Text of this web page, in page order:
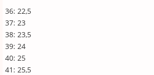
36: 22,5
37: 23
38: 23,5
39: 24
40: 25
41: 25,5